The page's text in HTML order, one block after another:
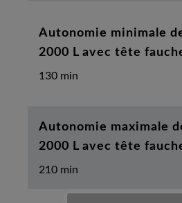
Autonomie minimale
2000 L avec tête
130 min
Autonomie maximale
2000 L avec tête
210 min